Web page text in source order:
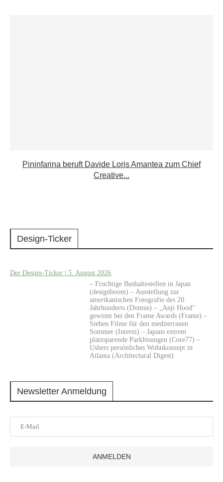
Pininfarina beruft Davide Loris Amantea zum Chief
Creative...
Design-Ticker
Der Design-Ticker | 5. August 2026
– Fruchtige Bushaltestellen in Japan
(designboom) – Ausstellung zur
amerikanischen Fotografie des 20.
Jahrhunderts (Domus) – „Anji Hood“
gewinnt bei den Frame Awards (Frame) –
Sieben Filme für den mediterranen
Sommer (Interni) – Japans extrem
platzsparende Parklösungen (Core77) –
Ushers persönliches Wohnkonzept in
Atlanta (Architectural Digest)
Newsletter Anmeldung